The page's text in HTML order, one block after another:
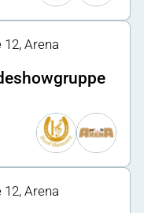
12, Arena
12, Arena